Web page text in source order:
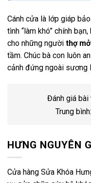
Cánh cửa là lớp giáp
tình “làm khó” chính
cho những người thợ
tầm. Chúc bà con luôn
cảnh đứng ngoài sương
Đánh giá bài
Trung bình:
HƯNG NGUYÊN
Cửa hàng Sửa Khóa